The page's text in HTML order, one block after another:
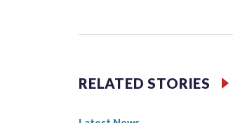
era “desolador”, “impactante”
dos versiones describe este
incógnitas que eso implica.El
RELATED STORIES